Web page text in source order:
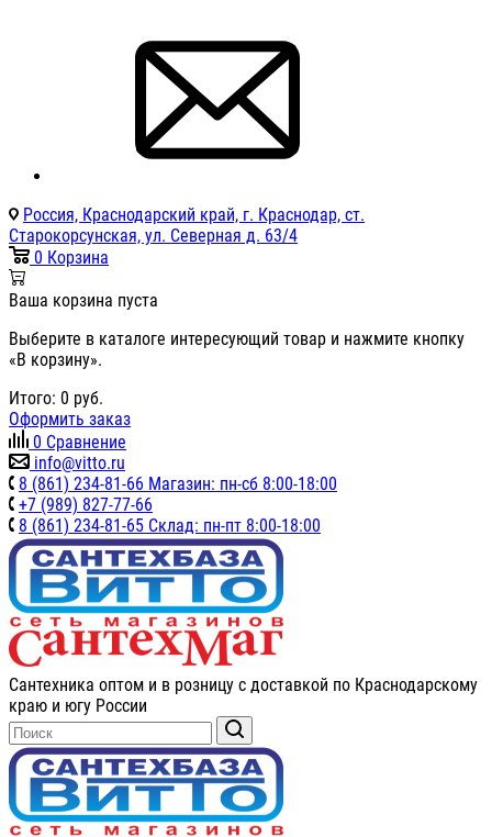
Россия, Краснодарский край, г. Краснодар, ст.
Старокорсунская, ул. Северная д. 63/4
0 Корзина
Ваша корзина пуста
Выберите в каталоге интересующий товар и нажмите кнопку
«В корзину».
Итого: 0 руб.
Оформить заказ
0 Сравнение
info@vitto.ru
8 (861) 234-81-66 Магазин: пн-сб 8:00-18:00
+7 (989) 827-77-66
8 (861) 234-81-65 Склад: пн-пт 8:00-18:00
Сантехника оптом и в розницу с доставкой по Краснодарскому
краю и югу России